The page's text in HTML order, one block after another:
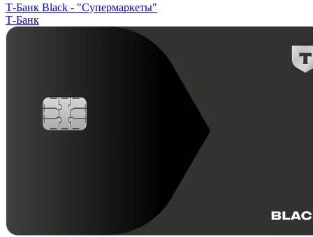
Т-Банк Black - "Супермаркеты"
Т-Банк